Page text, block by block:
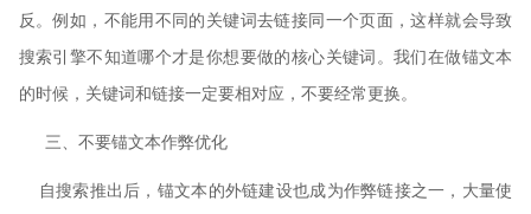
反。例如，不能用不同的关键词去链接同一个页面，这样就会导致
搜索引擎不知道哪个才是你想要做的核心关键词。我们在做锚文本
的时候，关键词和链接一定要相对应，不要经常更换。
三、不要锚文本作弊优化
自搜索推出后，锚文本的外链建设也成为作弊链接之一，大量使